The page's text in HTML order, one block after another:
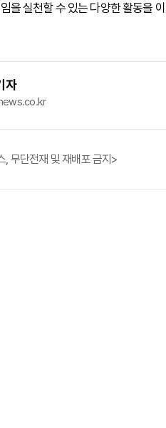
을 실천할 수 있는 다양한 활동을
자
무단전재 및 재배포 금지>